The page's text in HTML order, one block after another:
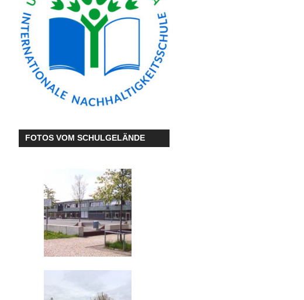
FOTOS VOM SCHULGELÄNDE